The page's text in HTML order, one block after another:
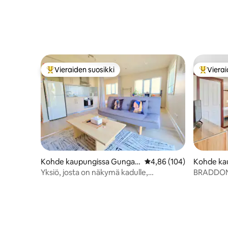
Vieraiden suosikkien parhaimmistoa
Vieraiden suosikki
Kohde kaupungissa Gungah
lin
Keskimääräinen arvio
4,86 (104)
Yksiö, josta on näkymä kadulle,
Kohde